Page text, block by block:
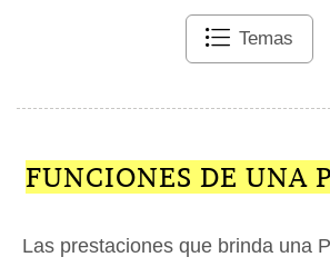
Temas
FUNCIONES DE UNA
Las prestaciones que brinda una